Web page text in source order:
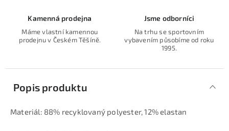
Kamenná prodejna
Máme vlastní kamennou
prodejnu v Českém Těšíně.
Jsme odborníci
Na trhu se sportovním
vybavením působíme od roku
1995.
Popis produktu
Materiál: 88% recyklovaný polyester, 12% elastan